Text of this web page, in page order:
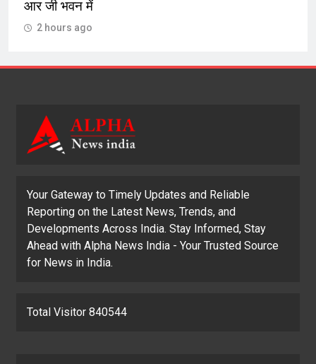
आर जी भवन में
2 hours ago
Your Gateway to Timely Updates and Reliable
Reporting on the Latest News, Trends, and
Developments Across India. Stay Informed, Stay
Ahead with Alpha News India - Your Trusted Source
for News in India.
Total Visitor 840544